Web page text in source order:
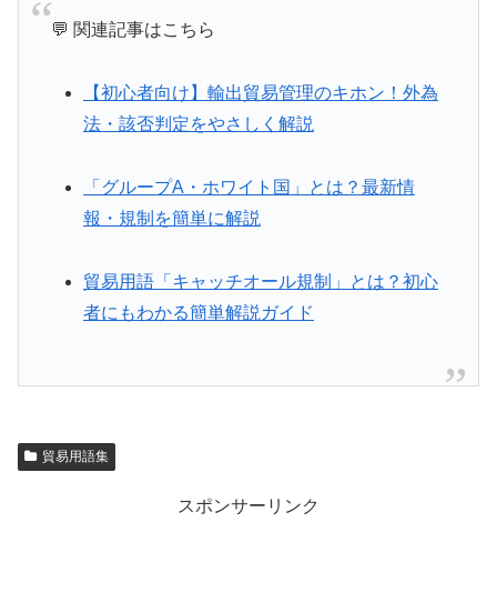
💬 関連記事はこちら
【初心者向け】輸出貿易管理のキホン！外為
法・該否判定をやさしく解説
「グループA・ホワイト国」とは？最新情
報・規制を簡単に解説
貿易用語「キャッチオール規制」とは？初心
者にもわかる簡単解説ガイド
貿易用語集
スポンサーリンク